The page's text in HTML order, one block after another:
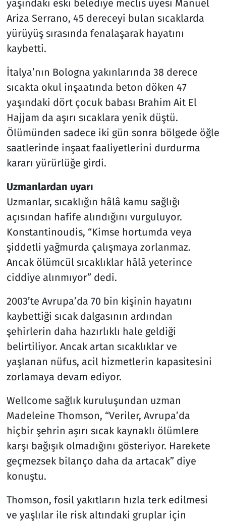
yaşındaki eski belediye meclis üyesi Manuel
Ariza Serrano, 45 dereceyi bulan sıcaklarda
yürüyüş sırasında fenalaşarak hayatını
kaybetti.
İtalya’nın Bologna yakınlarında 38 derece
sıcakta okul inşaatında beton döken 47
yaşındaki dört çocuk babası Brahim Ait El
Hajjam da aşırı sıcaklara yenik düştü.
Ölümünden sadece iki gün sonra bölgede öğle
saatlerinde inşaat faaliyetlerini durdurma
kararı yürürlüğe girdi.
Uzmanlardan uyarı
Uzmanlar, sıcaklığın hâlâ kamu sağlığı
açısından hafife alındığını vurguluyor.
Konstantinoudis, “Kimse hortumda veya
şiddetli yağmurda çalışmaya zorlanmaz.
Ancak ölümcül sıcaklıklar hâlâ yeterince
ciddiye alınmıyor” dedi.
2003’te Avrupa’da 70 bin kişinin hayatını
kaybettiği sıcak dalgasının ardından
şehirlerin daha hazırlıklı hale geldiği
belirtiliyor. Ancak artan sıcaklıklar ve
yaşlanan nüfus, acil hizmetlerin kapasitesini
zorlamaya devam ediyor.
Wellcome sağlık kuruluşundan uzman
Madeleine Thomson, “Veriler, Avrupa’da
hiçbir şehrin aşırı sıcak kaynaklı ölümlere
karşı bağışık olmadığını gösteriyor. Harekete
geçmezsek bilanço daha da artacak” diye
konuştu.
Thomson, fosil yakıtların hızla terk edilmesi
ve yaşlılar ile risk altındaki gruplar için